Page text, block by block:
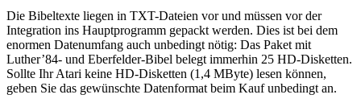
Die Bibeltexte liegen in TXT-Dateien vor und müssen vor der
Integration ins Hauptprogramm gepackt werden. Dies ist bei dem
enormen Datenumfang auch unbedingt nötig: Das Paket mit
Luther’84- und Eberfelder-Bibel belegt immerhin 25 HD-Disketten.
Sollte Ihr Atari keine HD-Disketten (1,4 MByte) lesen können,
geben Sie das gewünschte Datenformat beim Kauf unbedingt an.